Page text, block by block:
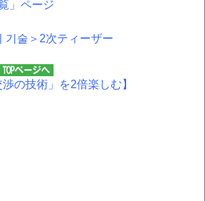
」ページ
기술＞2次ティーザー
渉の技術」を2倍楽しむ】